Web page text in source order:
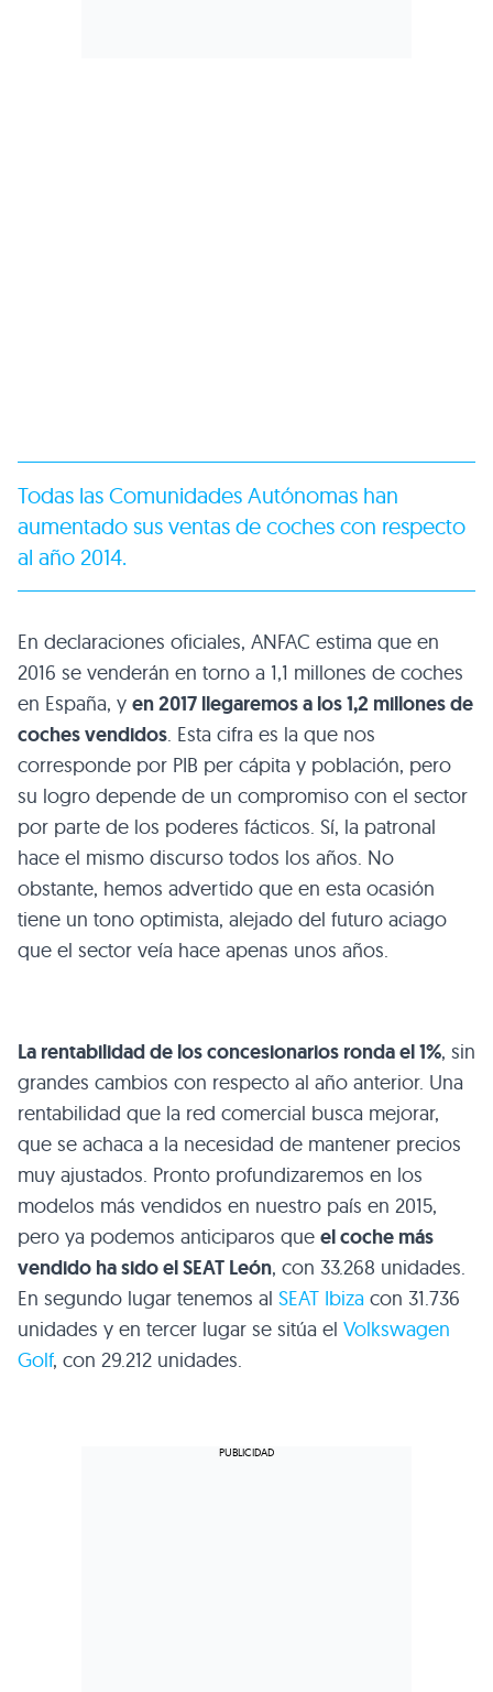
Todas las Comunidades Autónomas han
aumentado sus ventas de coches con respecto
al año 2014.
En declaraciones oficiales, ANFAC estima que en
2016 se venderán en torno a 1,1 millones de coches
en España, y en 2017 llegaremos a los 1,2 millones de
coches vendidos. Esta cifra es la que nos
corresponde por PIB per cápita y población, pero
su logro depende de un compromiso con el sector
por parte de los poderes fácticos. Sí, la patronal
hace el mismo discurso todos los años. No
obstante, hemos advertido que en esta ocasión
tiene un tono optimista, alejado del futuro aciago
que el sector veía hace apenas unos años.
La rentabilidad de los concesionarios ronda el 1%, sin
grandes cambios con respecto al año anterior. Una
rentabilidad que la red comercial busca mejorar,
que se achaca a la necesidad de mantener precios
muy ajustados. Pronto profundizaremos en los
modelos más vendidos en nuestro país en 2015,
pero ya podemos anticiparos que el coche más
vendido ha sido el SEAT León, con 33.268 unidades.
En segundo lugar tenemos al SEAT Ibiza con 31.736
unidades y en tercer lugar se sitúa el Volkswagen
Golf, con 29.212 unidades.